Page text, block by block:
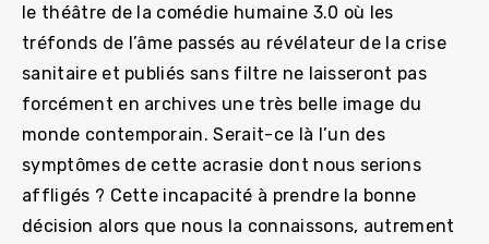
le théâtre de la comédie humaine 3.0 où les
tréfonds de l’âme passés au révélateur de la crise
sanitaire et publiés sans filtre ne laisseront pas
forcément en archives une très belle image du
monde contemporain. Serait-ce là l’un des
symptômes de cette acrasie dont nous serions
affligés ? Cette incapacité à prendre la bonne
décision alors que nous la connaissons, autrement